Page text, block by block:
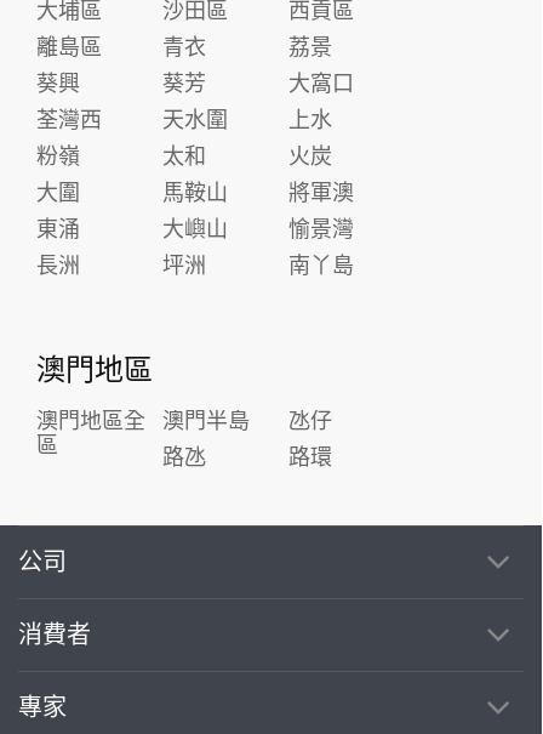
大埔區
沙田區
西貢區
離島區
青衣
荔景
葵興
葵芳
大窩口
荃灣西
天水圍
上水
粉嶺
太和
火炭
大圍
馬鞍山
將軍澳
東涌
大嶼山
愉景灣
長洲
坪洲 南丫島
澳門地區
澳門地區全
區
澳門半島
氹仔
路氹
路環
公司
消費者
專家